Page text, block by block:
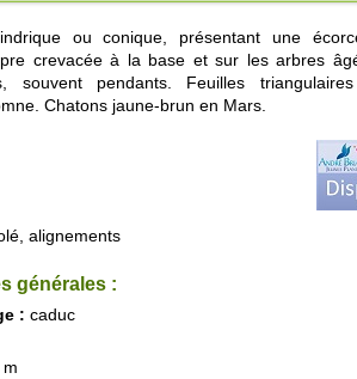
ou conique, présentant une
crevacée à la base et sur les arbres
souvent pendants. Feuilles
Chatons jaune-brun en Mars.
alignements
générales :
: caduc